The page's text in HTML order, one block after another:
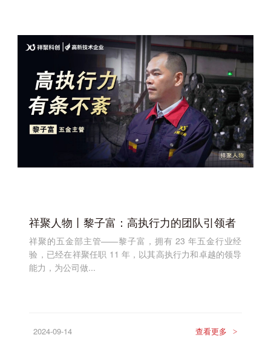
祥聚人物丨黎子富：高执行力的团队引领者
祥聚的五金部主管——黎子富，拥有 23 年五金行业经
验，已经在祥聚任职 11 年，以其高执行力和卓越的领导
能力，为公司做...
2024-09-14 查看更多 >